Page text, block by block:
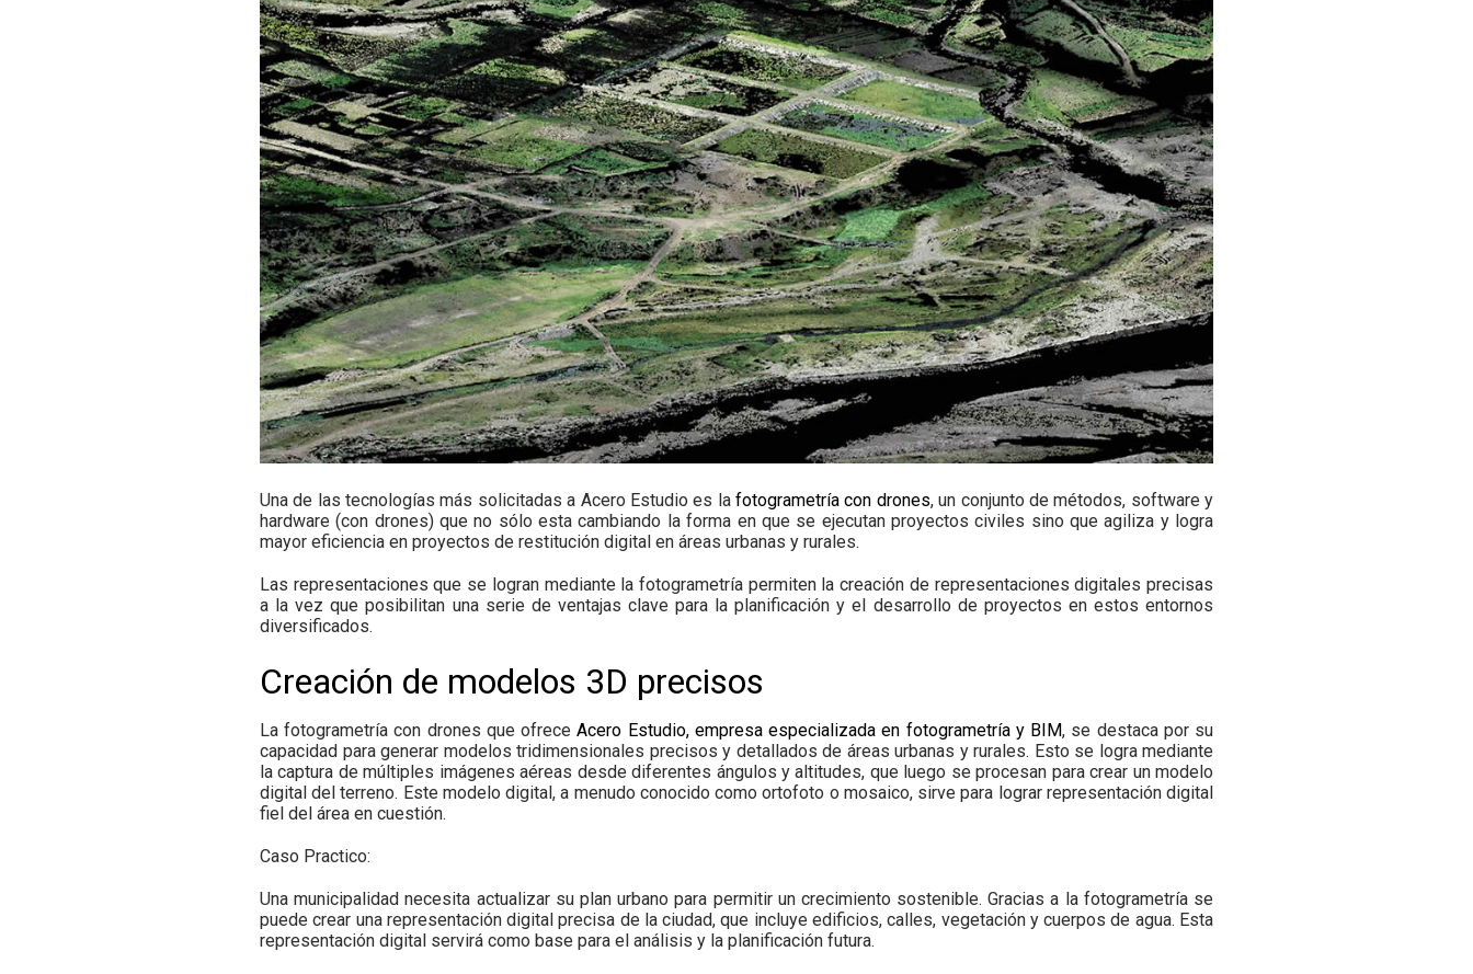
Una de las tecnologías más solicitadas a Acero Estudio es lafotogrametría con drones, un conjunto de métodos, software y
hardware (con drones) que no sólo esta cambiando la forma en que se ejecutan proyectos civiles sino que agiliza y logra
mayor eficiencia en proyectos de restitución digital en áreas urbanas y rurales.
Las representaciones que se logran mediante la fotogrametría permiten la creación de representaciones digitales precisas
a la vez que posibilitan una serie de ventajas clave para la planificación y el desarrollo de proyectos en estos entornos
diversificados.
Creación de modelos 3D precisos
La fotogrametría con drones que ofreceAcero Estudio, empresa especializada en fotogrametría y BIM, se destaca por su
capacidad para generar modelos tridimensionales precisos y detallados de áreas urbanas y rurales. Esto se logra mediante
la captura de múltiples imágenes aéreas desde diferentes ángulos y altitudes, que luego se procesan para crear un modelo
digital del terreno. Este modelo digital, a menudo conocido como ortofoto o mosaico, sirve para lograr representación digital
fiel del área en cuestión.
Caso Practico:
Una municipalidad necesita actualizar su plan urbano para permitir un crecimiento sostenible. Gracias a la fotogrametría se
puede crear una representación digital precisa de la ciudad, que incluye edificios, calles, vegetación y cuerpos de agua. Esta
representación digital servirá como base para el análisis y la planificación futura.